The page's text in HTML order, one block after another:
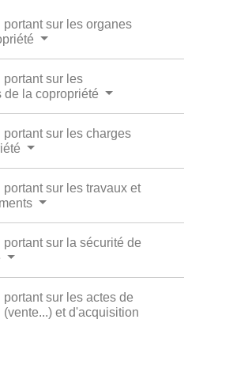
portant sur les organes
portant sur les
de la copropriété
portant sur les charges
portant sur les travaux et
portant sur la sécurité de
portant sur les actes de
et d'acquisition